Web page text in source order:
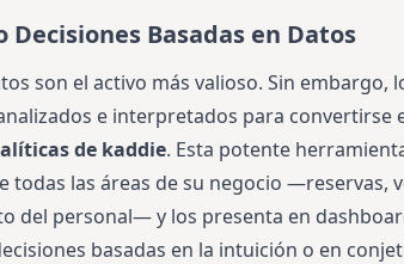
Basadas en Datos
son el activo más valioso. Sin embargo,
e interpretados para convertirse
de kaddie. Esta potente
todas las áreas de su negocio —reservas,
del personal— y los presenta en
basadas en la intuición o en